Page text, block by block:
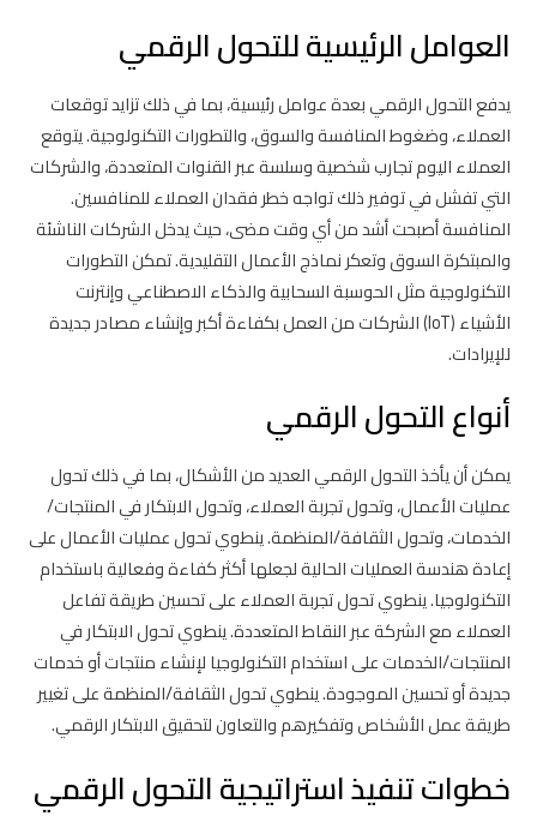
العوامل الرئيسية للتحول الرقمي
يدفع التحول الرقمي بعدة عوامل رئيسية، بما في ذلك تزايد توقعات
العملاء، وضغوط المنافسة والسوق، والتطورات التكنولوجية. يتوقع
العملاء اليوم تجارب شخصية وسلسة عبر القنوات المتعددة، والشركات
التي تفشل في توفير ذلك تواجه خطر فقدان العملاء للمنافسين.
المنافسة أصبحت أشد من أي وقت مضى، حيث يدخل الشركات الناشئة
والمبتكرة السوق وتعكر نماذج الأعمال التقليدية. تمكن التطورات
التكنولوجية مثل الحوسبة السحابية والذكاء الاصطناعي وإنترنت
الأشياء (IoT) الشركات من العمل بكفاءة أكبر وإنشاء مصادر جديدة
للإيرادات.
أنواع التحول الرقمي
يمكن أن يأخذ التحول الرقمي العديد من الأشكال، بما في ذلك تحول
عمليات الأعمال، وتحول تجربة العملاء، وتحول الابتكار في المنتجات/
الخدمات، وتحول الثقافة/المنظمة. ينطوي تحول عمليات الأعمال على
إعادة هندسة العمليات الحالية لجعلها أكثر كفاءة وفعالية باستخدام
التكنولوجيا. ينطوي تحول تجربة العملاء على تحسين طريقة تفاعل
العملاء مع الشركة عبر النقاط المتعددة. ينطوي تحول الابتكار في
المنتجات/الخدمات على استخدام التكنولوجيا لإنشاء منتجات أو خدمات
جديدة أو تحسين الموجودة. ينطوي تحول الثقافة/المنظمة على تغيير
طريقة عمل الأشخاص وتفكيرهم والتعاون لتحقيق الابتكار الرقمي.
خطوات تنفيذ استراتيجية التحول الرقمي